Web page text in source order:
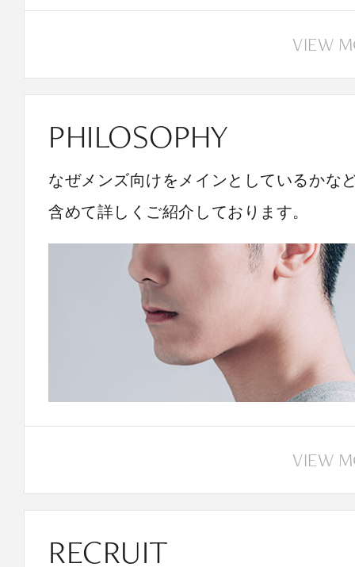
VIEW
PHILOSOPHY
なぜメンズ向けをメインとしているかな
含めて詳しくご紹介しております。
VIEW
RECRUIT